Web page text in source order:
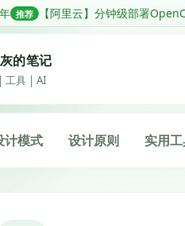
部署OpenClaw，低至68元1年 推
的笔记
工具 | AI
计模式 设计原则 实用